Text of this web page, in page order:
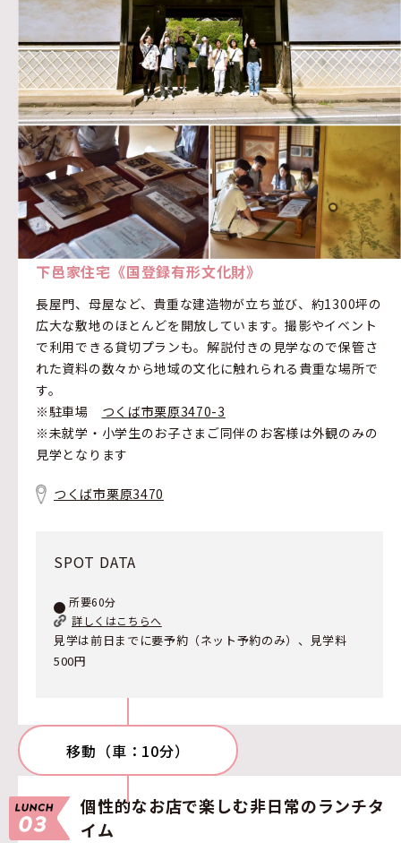
下邑家住宅《国登録有形文化財》
長屋門、母屋など、貴重な建造物が立ち並び、約1300坪の
広大な敷地のほとんどを開放しています。撮影やイベント
で利用できる貸切プランも。解説付きの見学なので保管さ
れた資料の数々から地域の文化に触れられる貴重な場所で
す。
※駐車場 つくば市栗原3470-3
※未就学・小学生のお子さまご同伴のお客様は外観のみの
見学となります
つくば市栗原3470
SPOT DATA
所要60分
詳しくはこちらへ
見学は前日までに要予約（ネット予約のみ）、見学料
500円
移動（車：10分）
個性的なお店で楽しむ非日常のランチタ
イム